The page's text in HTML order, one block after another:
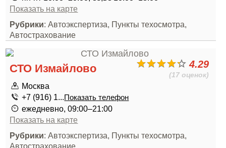
Показать на карте
Рубрики: Автоэкспертиза, Пункты техосмотра,
Автострахование
4.29
(17 оценок)
СТО Измайлово
Москва
+7 (916) 1...Показать телефон
ежедневно, 09:00–21:00
Показать на карте
Рубрики: Автоэкспертиза, Пункты техосмотра,
Автострахование